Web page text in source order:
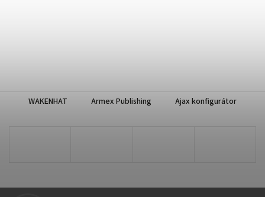
WAKENHAT Armex Publishing Ajax konfigurátor